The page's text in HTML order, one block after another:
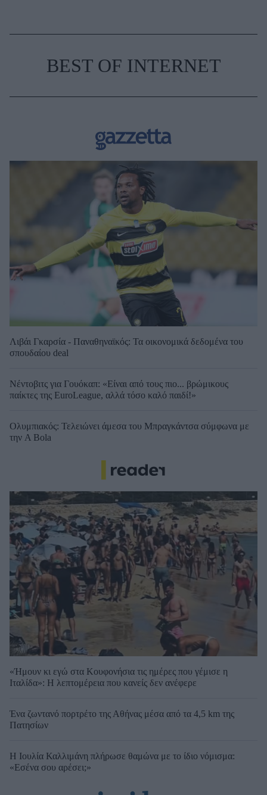
BEST OF INTERNET
Λιβάι Γκαρσία - Παναθηναϊκός: Τα οικονομικά δεδομένα του
σπουδαίου deal
Νέντοβιτς για Γουόκαπ: «Είναι από τους πιο... βρώμικους
παίκτες της EuroLeague, αλλά τόσο καλό παιδί!»
Ολυμπιακός: Τελειώνει άμεσα του Μπραγκάντσα σύμφωνα με
την A Bola
«Ήμουν κι εγώ στα Κουφονήσια τις ημέρες που γέμισε η
Ιταλίδα»: Η λεπτομέρεια που κανείς δεν ανέφερε
Ένα ζωντανό πορτρέτο της Αθήνας μέσα από τα 4,5 km της
Πατησίων
Η Ιουλία Καλλιμάνη πλήρωσε θαμώνα με το ίδιο νόμισμα:
«Εσένα σου αρέσει;»